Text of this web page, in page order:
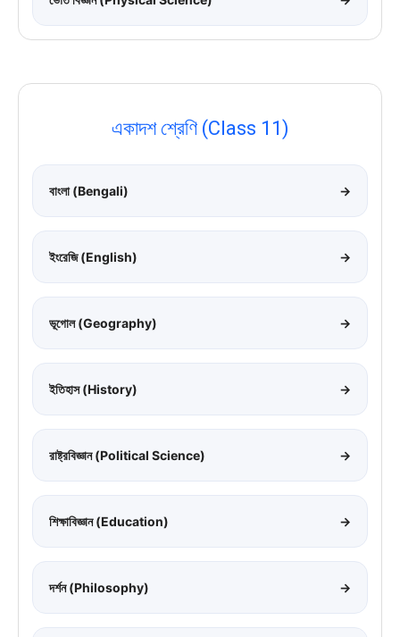
একাদশ শ্রেণি (Class 11)
বাংলা (Bengali) →
ইংরেজি (English) →
ভূগোল (Geography) →
ইতিহাস (History) →
রাষ্ট্রবিজ্ঞান (Political Science) →
শিক্ষাবিজ্ঞান (Education) →
দর্শন (Philosophy) →